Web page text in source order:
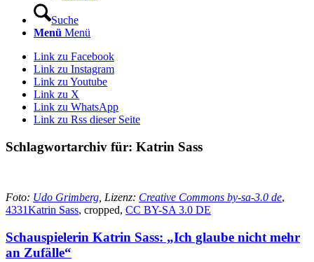
Suche
Menü Menü
Link zu Facebook
Link zu Instagram
Link zu Youtube
Link zu X
Link zu WhatsApp
Link zu Rss dieser Seite
Schlagwortarchiv für: Katrin Sass
Foto: Udo Grimberg, Lizenz: Creative Commons by-sa-3.0 de,
4331Katrin Sass, cropped, CC BY-SA 3.0 DE
Schauspielerin Katrin Sass: „Ich glaube nicht mehr
an Zufälle“